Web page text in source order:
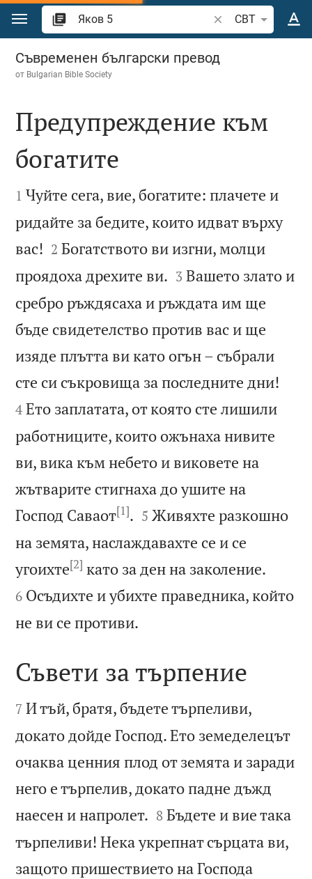
Преминете към съдържанието
Търсете стих или
CBT
Яков 5
Съвременен български превод
от Bulgarian Bible Society

Предупреждение към
богатите

1 Чуйте сега, вие, богатите: плачете и
ридайте за бедите, които идват върху
вас! 

2 Богатството ви изгни, молци
проядоха дрехите ви. 

3 Вашето злато и
сребро ръждясаха и ръждата им ще
бъде свидетелство против вас и ще
изяде плътта ви като огън – събрали
сте си съкровища за последните дни!
4 Ето заплатата, от която сте лишили
работниците, които ожънаха нивите
ви, вика към небето и виковете на
жътварите стигнаха до ушите на
Господ Саваот[1]. 

5 Живяхте разкошно
на земята, наслаждавахте се и се
угоихте[2] като за ден на заколение.
6 Осъдихте и убихте праведника, който
не ви се противи.

Съвети за търпение

7 И тъй, братя, бъдете търпеливи,
докато дойде Господ. Ето земеделецът
очаква ценния плод от земята и заради
него е търпелив, докато падне дъжд
наесен и напролет. 

8 Бъдете и вие така
търпеливи! Нека укрепнат сърцата ви,
защото пришествието на Господа